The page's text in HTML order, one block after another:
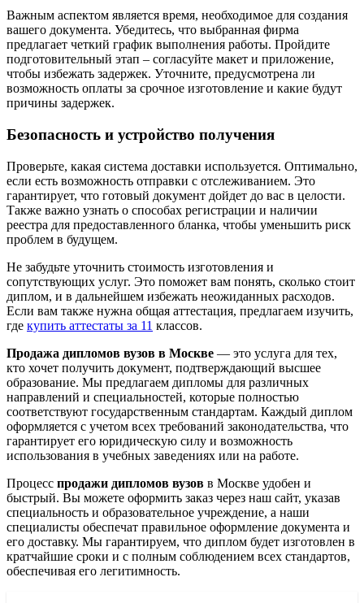
Важным аспектом является время, необходимое для создания
вашего документа. Убедитесь, что выбранная фирма
предлагает четкий график выполнения работы. Пройдите
подготовительный этап – согласуйте макет и приложение,
чтобы избежать задержек. Уточните, предусмотрена ли
возможность оплаты за срочное изготовление и какие будут
причины задержек.
Безопасность и устройство получения
Проверьте, какая система доставки используется. Оптимально,
если есть возможность отправки с отслеживанием. Это
гарантирует, что готовый документ дойдет до вас в целости.
Также важно узнать о способах регистрации и наличии
реестра для предоставленного бланка, чтобы уменьшить риск
проблем в будущем.
Не забудьте уточнить стоимость изготовления и
сопутствующих услуг. Это поможет вам понять, сколько стоит
диплом, и в дальнейшем избежать неожиданных расходов.
Если вам также нужна общая аттестация, предлагаем изучить,
где купить аттестаты за 11 классов.
Продажа дипломов вузов в Москве — это услуга для тех,
кто хочет получить документ, подтверждающий высшее
образование. Мы предлагаем дипломы для различных
направлений и специальностей, которые полностью
соответствуют государственным стандартам. Каждый диплом
оформляется с учетом всех требований законодательства, что
гарантирует его юридическую силу и возможность
использования в учебных заведениях или на работе.
Процесс продажи дипломов вузов в Москве удобен и
быстрый. Вы можете оформить заказ через наш сайт, указав
специальность и образовательное учреждение, а наши
специалисты обеспечат правильное оформление документа и
его доставку. Мы гарантируем, что диплом будет изготовлен в
кратчайшие сроки и с полным соблюдением всех стандартов,
обеспечивая его легитимность.